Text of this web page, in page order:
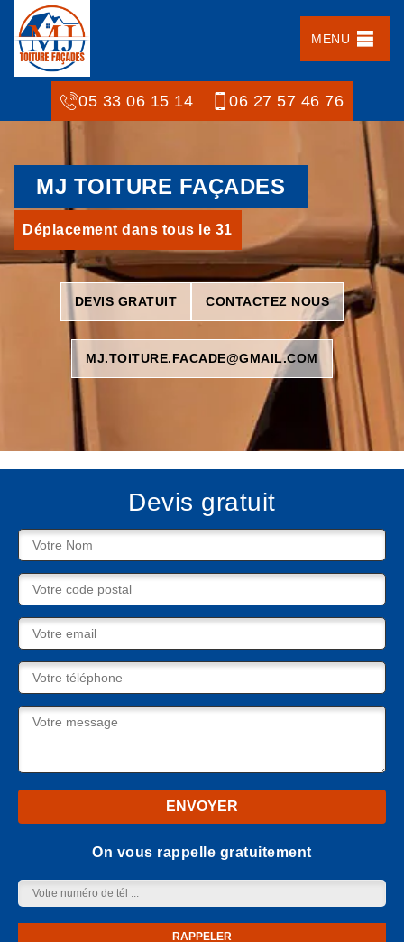
MENU
05 33 06 15 14 06 27 57 46 76
MJ TOITURE FAÇADES
Déplacement dans tous le 31
DEVIS GRATUIT CONTACTEZ NOUS
MJ.TOITURE.FACADE@GMAIL.COM
Devis gratuit
On vous rappelle gratuitement